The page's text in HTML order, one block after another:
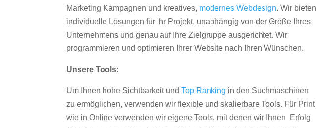
Marketing Kampagnen und kreatives, modernes Webdesign. Wir bieten
individuelle Lösungen für Ihr Projekt, unabhängig von der Größe Ihres
Unternehmens und genau auf Ihre Zielgruppe ausgerichtet. Wir
programmieren und optimieren Ihrer Website nach Ihren Wünschen.
Unsere Tools:
Um Ihnen hohe Sichtbarkeit undTop Ranking in den Suchmaschinen
zu ermöglichen, verwenden wir flexible und skalierbare Tools. Für Print
wie in Online verwenden wir eigene Tools, mit denen wir Ihnen Erfolg